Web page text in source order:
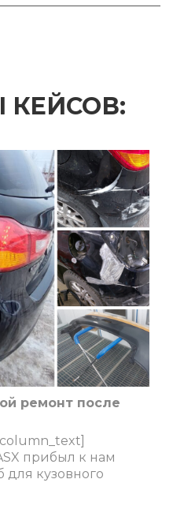
ремонт после
прибыл к нам
для кузовного